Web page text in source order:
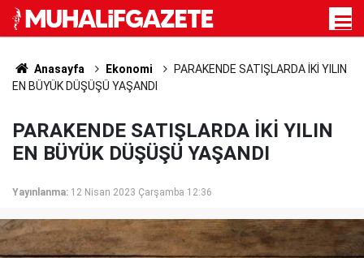
Anasayfa Ekonomi
PARAKENDE SATIŞLARDA İKİ YILIN
EN BÜYÜK DÜŞÜŞÜ YAŞANDI
PARAKENDE SATIŞLARDA İKİ YILIN
EN BÜYÜK DÜŞÜŞÜ YAŞANDI
Yayınlanma: 12 Nisan 2023 Çarşamba 12:36